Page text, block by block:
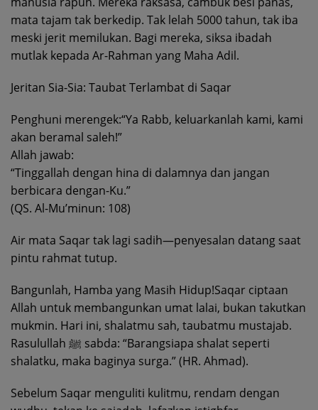
mata tajam tak berkedip. Tak lelah 5000 tahun, tak iba
meski jerit memilukan. Bagi mereka, siksa ibadah
mutlak kepada Ar-Rahman yang Maha Adil.
Jeritan Sia-Sia: Taubat Terlambat di Saqar
Penghuni merengek:“Ya Rabb, keluarkanlah kami, kami
akan beramal saleh!”
Allah jawab:
“Tinggallah dengan hina di dalamnya dan jangan
berbicara dengan-Ku.”
(QS. Al-Mu’minun: 108)
Air mata Saqar tak lagi sadih—penyesalan datang saat
pintu rahmat tutup.
Bangunlah, Hamba yang Masih Hidup!Saqar ciptaan
Allah untuk membangunkan umat lalai, bukan takutkan
mukmin. Hari ini, shalatmu sah, taubatmu mustajab.
Rasulullah ﷺ sabda: “Barangsiapa shalat seperti
shalatku, maka baginya surga.” (HR. Ahmad).
Sebelum Saqar menguliti kulitmu, rendam dengan